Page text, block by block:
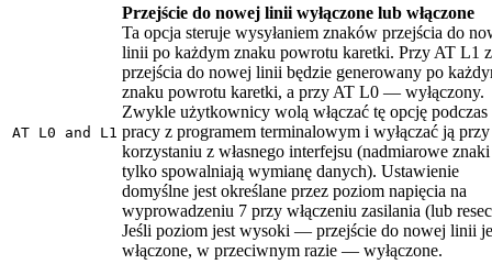
AT L0 and L1
Przejście do nowej linii wyłączone lub włączone
Ta opcja steruje wysyłaniem znaków przejścia do
linii po każdym znaku powrotu karetki. Przy AT L1
przejścia do nowej linii będzie generowany po
znaku powrotu karetki, a przy AT L0 — wyłączony.
Zwykle użytkownicy wolą włączać tę opcję podczas
pracy z programem terminalowym i wyłączać ją przy
korzystaniu z własnego interfejsu (nadmiarowe znaki
tylko spowalniają wymianę danych). Ustawienie
domyślne jest określane przez poziom napięcia na
wyprowadzeniu 7 przy włączeniu zasilania (lub
Jeśli poziom jest wysoki — przejście do nowej linii
włączone, w przeciwnym razie — wyłączone.